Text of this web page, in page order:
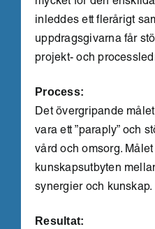
inleddes ett flerårigt
uppdragsgivarna får
projekt- och
Process:
Det övergripande
vara ett ”paraply” och
vård och omsorg.
kunskapsutbyten
synergier och kunskap.
Resultat: